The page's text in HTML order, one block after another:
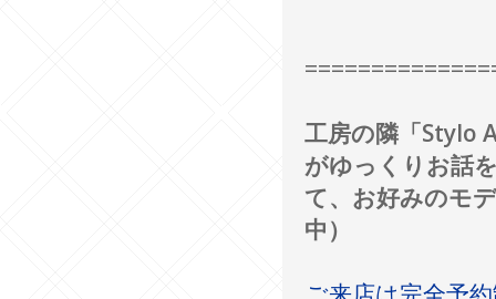
工房の隣「Stylo
がゆっくりお話
て、お好みのモ
中）